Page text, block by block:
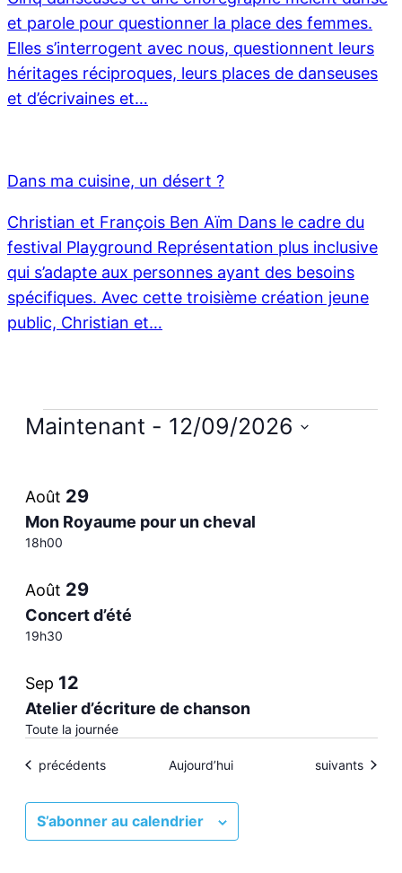
et parole pour questionner la place des femmes.
Elles s’interrogent avec nous, questionnent leurs
héritages réciproques, leurs places de danseuses
et d’écrivaines et…
Dans ma cuisine, un désert ?
Christian et François Ben Aïm Dans le cadre du
festival Playground Représentation plus inclusive
qui s’adapte aux personnes ayant des besoins
spécifiques. Avec cette troisième création jeune
public, Christian et…
Évènements
Maintenant - 12/09/2026
date
List
of
events
in
Photo
View
Août 29
Mon Royaume pour un cheval
18h00
Août 29
Concert d’été
19h30
Sep 12
Atelier d’écriture de chanson
Toute la journée
Évènements
précédents Aujourd’hui Évènements
suivants
S’abonner au calendrier